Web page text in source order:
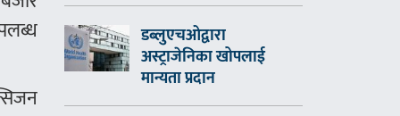
डब्लुएचओद्वारा
अस्ट्राजेनिका खोपलाई
मान्यता प्रदान